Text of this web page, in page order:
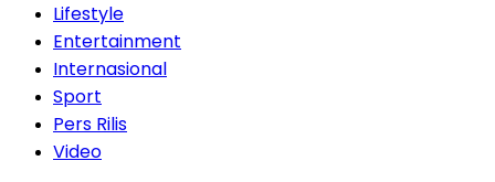
Lifestyle
Entertainment
Internasional
Sport
Pers Rilis
Video